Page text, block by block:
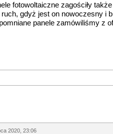
fotowoltaiczne zagościły
ruch, gdyż jest on nowoczesny i
panele zamówiliśmy z
2020, 23:06